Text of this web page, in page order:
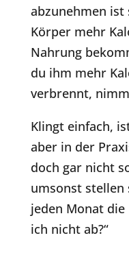
abzunehmen
Körper mehr
Nahrung
du ihm mehr
verbrennt,
Klingt einfach,
aber in der
doch gar nicht
umsonst stellen
jeden Monat die
ich nicht ab?“